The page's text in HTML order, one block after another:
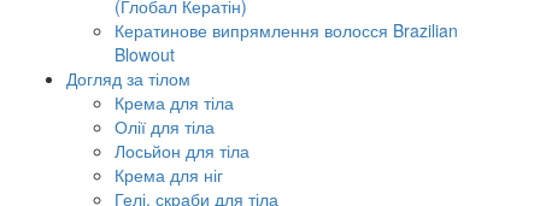
(Глобал Кератін)
Кератинове випрямлення волосся Brazilian
Blowout
Догляд за тілом
Крема для тіла
Олії для тіла
Лосьйон для тіла
Крема для ніг
Гелі, скраби для тіла